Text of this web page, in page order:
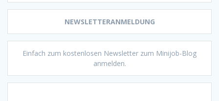
NEWSLETTERANMELDUNG
Einfach zum kostenlosen Newsletter zum Minijob-Blog
anmelden.